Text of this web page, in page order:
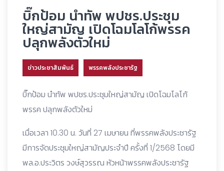
บิ๊กป้อม นำทัพ พปชร.ประชุม
ใหญ่สามัญ เปิดโฉมโลโก้พรรค
ปลุกพลังตัวใหม่
ข่าวประชาสัมพันธ์ พรรคพลังประชารัฐ
บิ๊กป้อม นำทัพ พปชร.ประชุมใหญ่สามัญ เปิดโฉมโลโก้
พรรค ปลุกพลังตัวใหม่
เมื่อเวลา 10.30 น. วันที่ 27 เมษายน ที่พรรคพลังประชารัฐ
มีการจัดประชุมใหญ่สามัญประจำปี ครั้งที่ 1/2568 โดยมี
พล.อ.ประวิตร วงษ์สุวรรณ หัวหน้าพรรคพลังประชารัฐ